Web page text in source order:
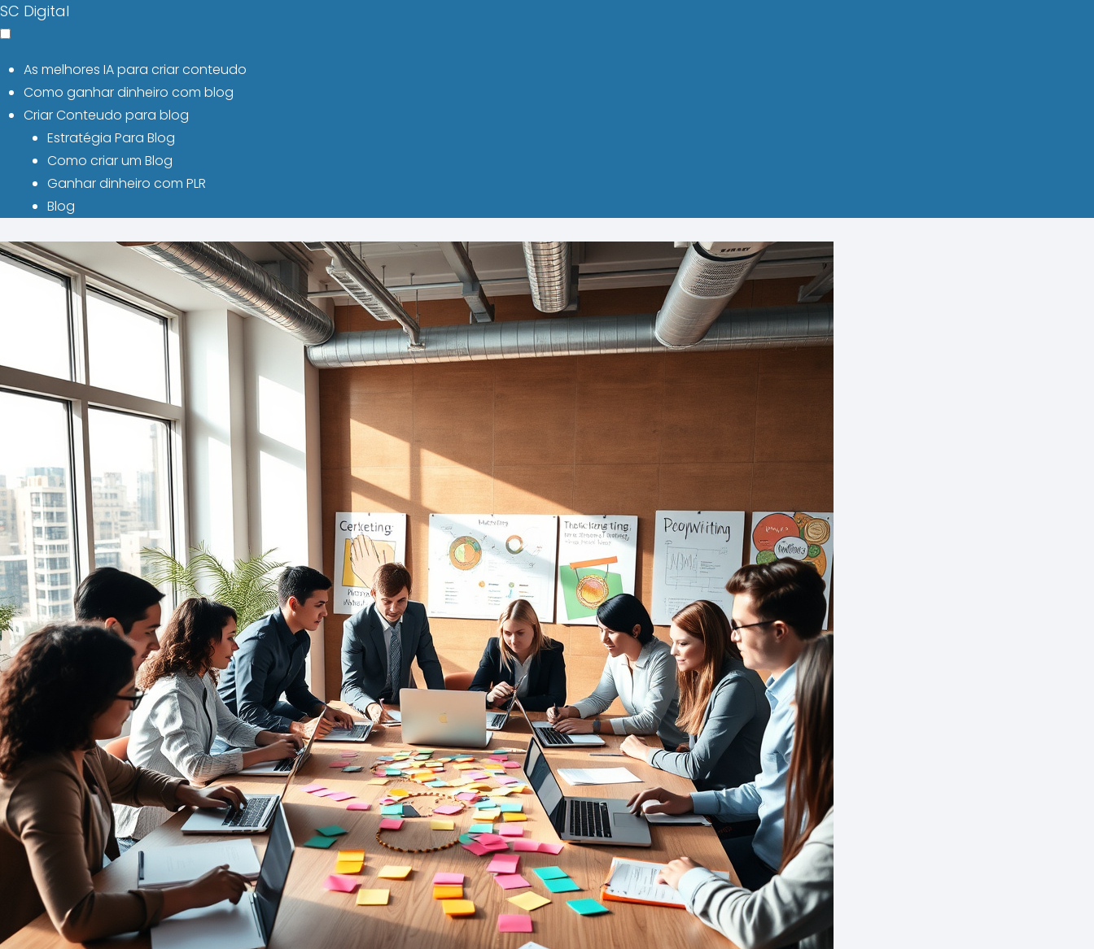
SC Digital
As melhores IA para criar conteudo
Como ganhar dinheiro com blog
Criar Conteudo para blog
Estratégia Para Blog
Como criar um Blog
Ganhar dinheiro com PLR
Blog